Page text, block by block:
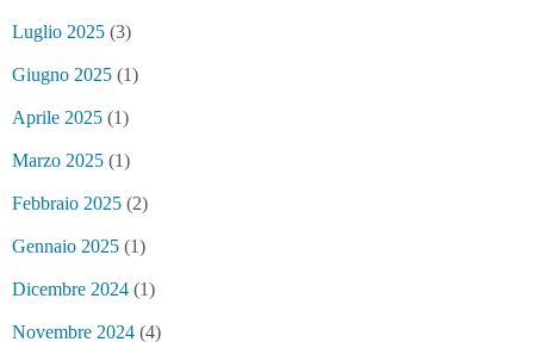
Luglio 2025 (3)
Giugno 2025 (1)
Aprile 2025 (1)
Marzo 2025 (1)
Febbraio 2025 (2)
Gennaio 2025 (1)
Dicembre 2024 (1)
Novembre 2024 (4)